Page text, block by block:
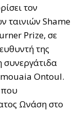
τον
ταινιών Shame
Prize, σε
της
συνεργάτιδα
Ontoul.
Ωνάση στο